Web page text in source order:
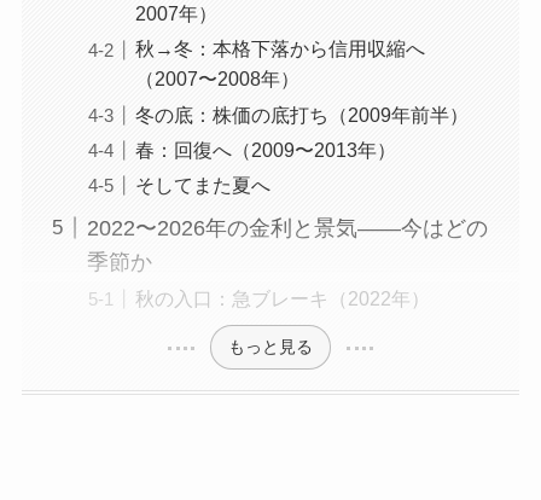
2007年）
秋→冬：本格下落から信用収縮へ
（2007〜2008年）
冬の底：株価の底打ち（2009年前半）
春：回復へ（2009〜2013年）
そしてまた夏へ
2022〜2026年の金利と景気——今はどの
季節か
秋の入口：急ブレーキ（2022年）
もっと見る